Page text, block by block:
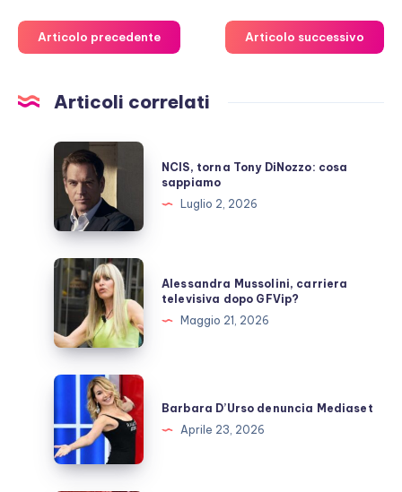
Articolo precedente Articolo successivo
Articoli correlati
NCIS,
torna
Tony
DiNozzo:
cosa
sappiamo
NCIS, torna Tony DiNozzo: cosa
sappiamo
Luglio 2, 2026
Alessandra
Mussolini,
carriera
televisiva
dopo
GFVip?
Alessandra Mussolini, carriera
televisiva dopo GFVip?
Maggio 21, 2026
Barbara
D’Urso
denuncia
Mediaset
Barbara D’Urso denuncia Mediaset
Aprile 23, 2026